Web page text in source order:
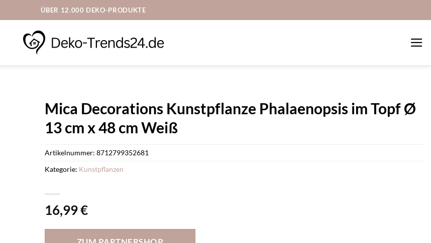
ÜBER 12.000 DEKO-PRODUKTE
Mica Decorations Kunstpflanze Phalaenopsis im Topf Ø
13 cm x 48 cm Weiß
16,99€
Artikelnummer: 8712799352681
Kategorie: Kunstpflanzen